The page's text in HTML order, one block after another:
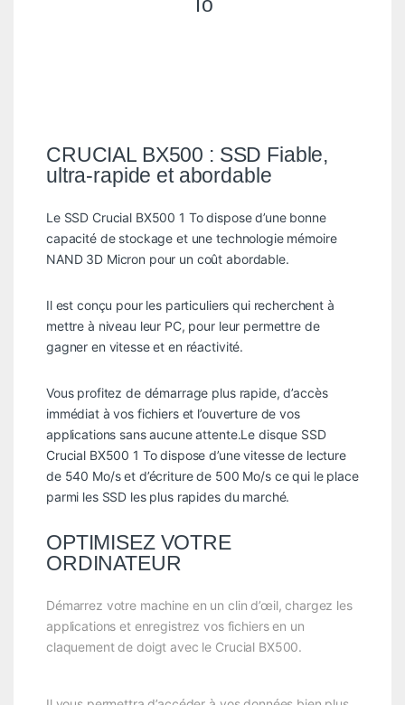
CRUCIAL BX500 : SSD Fiable,
ultra-rapide et abordable
Le SSD Crucial BX500 1 To dispose d’une bonne
capacité de stockage et une technologie mémoire
NAND 3D Micron pour un coût abordable.
Il est conçu pour les particuliers qui recherchent à
mettre à niveau leur PC, pour leur permettre de
gagner en vitesse et en réactivité.
Vous profitez de démarrage plus rapide, d’accès
immédiat à vos fichiers et l’ouverture de vos
applications sans aucune attente.Le disque SSD
Crucial BX500 1 To dispose d’une vitesse de lecture
de 540 Mo/s et d’écriture de 500 Mo/s ce qui le place
parmi les SSD les plus rapides du marché.
OPTIMISEZ VOTRE
ORDINATEUR
Démarrez votre machine en un clin d’œil, chargez les
applications et enregistrez vos fichiers en un
claquement de doigt avec le Crucial BX500.